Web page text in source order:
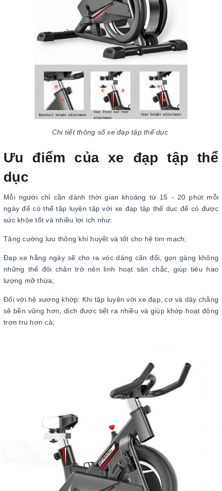
Chi tiết thông số xe đạp tập thể dục
Ưu điểm của xe đạp tập thể
dục
Mỗi người chỉ cần dành thời gian khoảng từ 15 - 20 phút mỗi
ngày để có thể tập luyện tập với xe đạp tập thể dục để có được
sức khỏe tốt và nhiều lợi ích như:
Tăng cường lưu thông khí huyết và tốt cho hệ tim mạch;
Đạp xe hằng ngày sẽ cho ra vóc dáng cân đối, gọn gàng không
những thế đôi chân trở nên linh hoạt săn chắc, giúp tiêu hao
lượng mỡ thừa;
Đối với hệ xương khớp: Khi tập luyện với xe đạp, cơ và dây chằng
sẽ bền vững hơn, dịch được tiết ra nhiều và giúp khớp hoạt động
trơn tru hơn cả;